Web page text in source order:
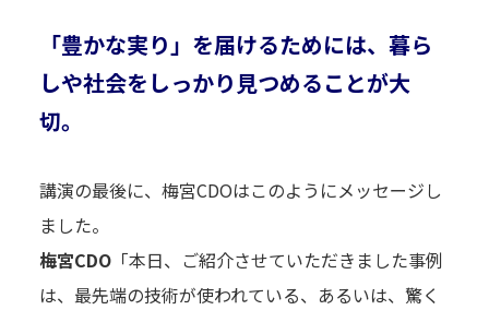
「豊かな実り」を届けるためには、暮ら
しや社会をしっかり見つめることが大
切。
講演の最後に、梅宮CDOはこのようにメッセージし
ました。
梅宮CDO「本日、ご紹介させていただきました事例
は、最先端の技術が使われている、あるいは、驚く